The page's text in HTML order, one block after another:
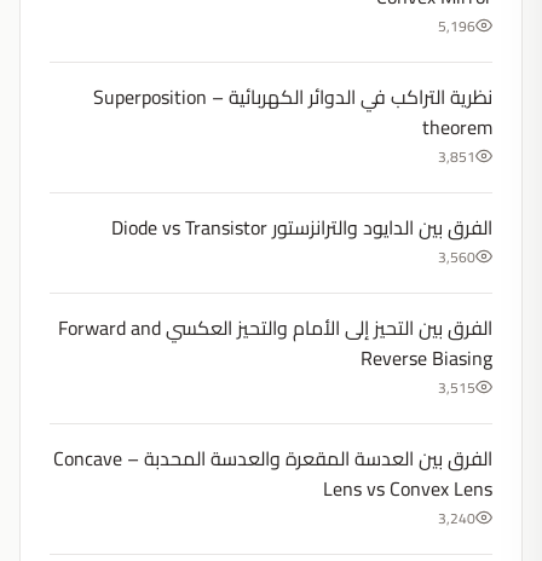
5,196
نظرية التراكب في الدوائر الكهربائية – Superposition
theorem
3,851
الفرق بين الدايود والترانزستور Diode vs Transistor
3,560
الفرق بين التحيز إلى الأمام والتحيز العكسي Forward and
Reverse Biasing
3,515
الفرق بين العدسة المقعرة والعدسة المحدبة – Concave
Lens vs Convex Lens
3,240